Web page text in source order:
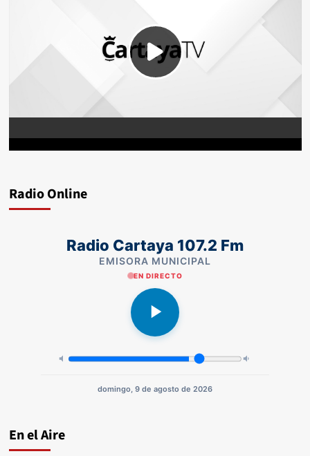
Radio Online
Radio Cartaya 107.2 Fm
EMISORA MUNICIPAL
EN DIRECTO
domingo, 9 de agosto de 2026
En el Aire